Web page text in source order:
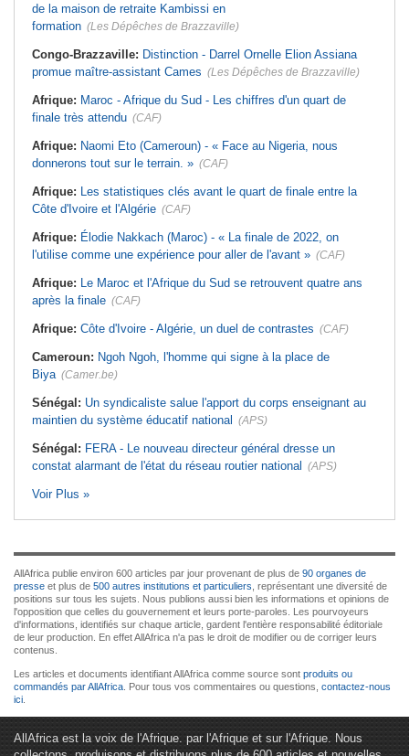
de la maison de retraite Kambissi en
formation (Les Dépêches de Brazzaville)
Congo-Brazzaville: Distinction - Darrel Ornelle Elion Assiana
promue maître-assistant Cames (Les Dépêches de Brazzaville)
Afrique: Maroc - Afrique du Sud - Les chiffres d'un quart de
finale très attendu (CAF)
Afrique: Naomi Eto (Cameroun) - « Face au Nigeria, nous
donnerons tout sur le terrain. » (CAF)
Afrique: Les statistiques clés avant le quart de finale entre la
Côte d'Ivoire et l'Algérie (CAF)
Afrique: Élodie Nakkach (Maroc) - « La finale de 2022, on
l'utilise comme une expérience pour aller de l'avant » (CAF)
Afrique: Le Maroc et l'Afrique du Sud se retrouvent quatre ans
après la finale (CAF)
Afrique: Côte d'Ivoire - Algérie, un duel de contrastes (CAF)
Cameroun: Ngoh Ngoh, l'homme qui signe à la place de
Biya (Camer.be)
Sénégal: Un syndicaliste salue l'apport du corps enseignant au
maintien du système éducatif national (APS)
Sénégal: FERA - Le nouveau directeur général dresse un
constat alarmant de l'état du réseau routier national (APS)
Voir Plus »
AllAfrica publie environ 600 articles par jour provenant de plus de 90 organes de
presse et plus de 500 autres institutions et particuliers , représentant une diversité de
positions sur tous les sujets. Nous publions aussi bien les informations et opinions de
l'opposition que celles du gouvernement et leurs porte-paroles. Les pourvoyeurs
d'informations, identifiés sur chaque article, gardent l'entière responsabilité éditoriale
de leur production. En effet AllAfrica n'a pas le droit de modifier ou de corriger leurs
contenus.
Les articles et documents identifiant AllAfrica comme source sont produits ou
commandés par AllAfrica . Pour tous vos commentaires ou questions, contactez-nous
ici
AllAfrica est la voix de l'Afrique. par l'Afrique et sur l'Afrique. Nous